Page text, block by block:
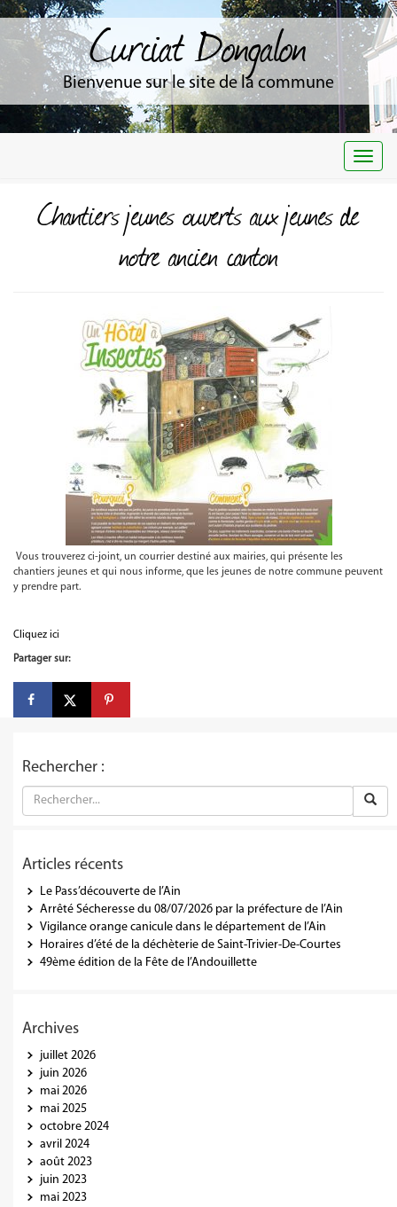
Curciat Dongalon
Bienvenue sur le site de la commune
Chantiers jeunes ouverts aux jeunes de
notre ancien canton
Vous trouverez ci-joint, un courrier destiné aux mairies, qui présente les
chantiers jeunes et qui nous informe, que les jeunes de notre commune peuvent
y prendre part.
Cliquez ici
Partager sur:
Rechercher :
Articles récents
Le Pass’découverte de l’Ain
Arrêté Sécheresse du 08/07/2026 par la préfecture de l’Ain
Vigilance orange canicule dans le département de l’Ain
Horaires d’été de la déchèterie de Saint-Trivier-De-Courtes
49ème édition de la Fête de l’Andouillette
Archives
juillet 2026
juin 2026
mai 2026
mai 2025
octobre 2024
avril 2024
août 2023
juin 2023
mai 2023